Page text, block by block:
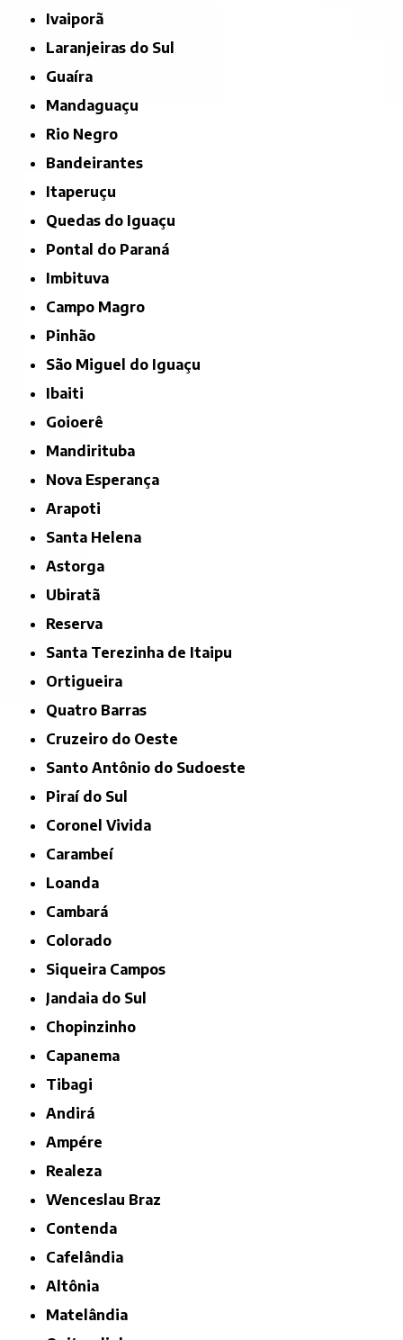
Ivaiporã
Laranjeiras do Sul
Guaíra
Mandaguaçu
Rio Negro
Bandeirantes
Itaperuçu
Quedas do Iguaçu
Pontal do Paraná
Imbituva
Campo Magro
Pinhão
São Miguel do Iguaçu
Ibaiti
Goioerê
Mandirituba
Nova Esperança
Arapoti
Santa Helena
Astorga
Ubiratã
Reserva
Santa Terezinha de Itaipu
Ortigueira
Quatro Barras
Cruzeiro do Oeste
Santo Antônio do Sudoeste
Piraí do Sul
Coronel Vivida
Carambeí
Loanda
Cambará
Colorado
Siqueira Campos
Jandaia do Sul
Chopinzinho
Capanema
Tibagi
Andirá
Ampére
Realeza
Wenceslau Braz
Contenda
Cafelândia
Altônia
Matelândia